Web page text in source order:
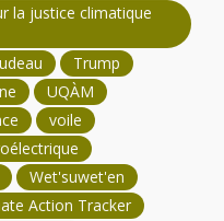
la justice climatique
Trump
UQÀM
voile
Wet'suwet'en
Action Tracker